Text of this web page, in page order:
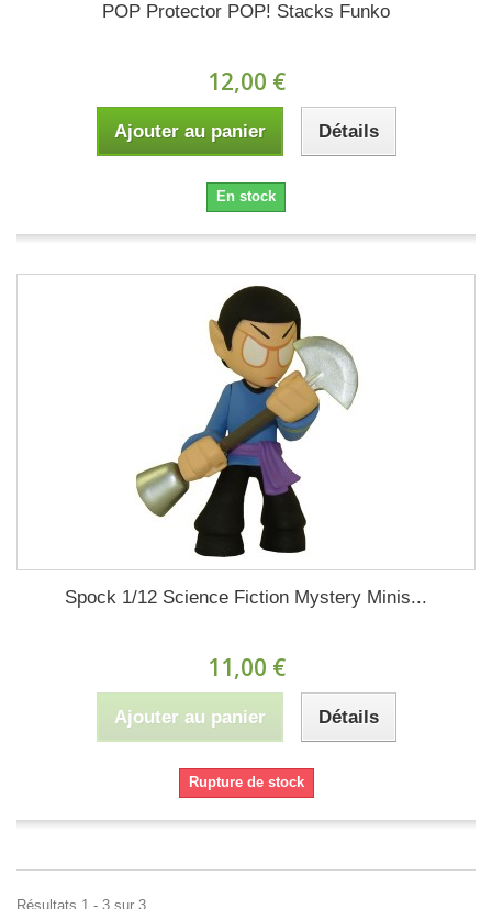
POP Protector POP! Stacks Funko
12,00 €
Ajouter au panier Détails
En stock
Spock 1/12 Science Fiction Mystery Minis...
11,00 €
Ajouter au panier Détails
Rupture de stock
Résultats 1 - 3 sur 3.